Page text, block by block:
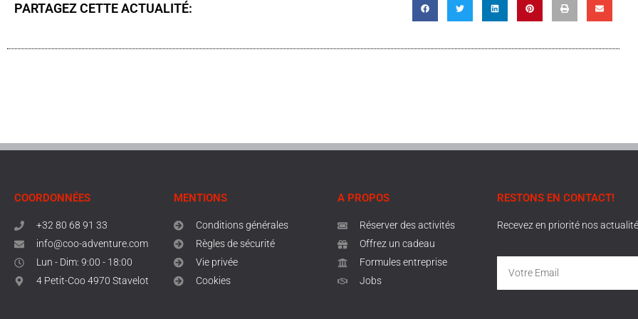
PARTAGEZ CETTE ACTUALITÉ:
COORDONNÉES
+32 80 68 91 33
info@coo-adventure.com
Lun - Dim: 9:00 - 18:00
4 Petit-Coo 4970 Stavelot
MENTIONS
Conditions générales
Règles de sécurité
Vie privée
Cookies
A PROPOS
Réserver des activités
Offrez un cadeau
Formules entreprise
Jobs
RESTONS EN CONTACT!
Recevez en priorité nos